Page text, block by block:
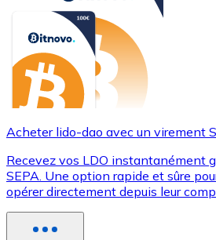
Acheter lido-dao avec un virement
Recevez vos LDO instantanément
SEPA. Une option rapide et sûre
opérer directement depuis leur